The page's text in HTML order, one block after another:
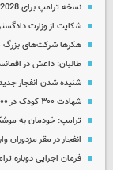
نسخه ترامپ برای 2028؛ حمایت محرمانه از نامزدی جی‌دی ونس
شکایت از وزارت
هکرها شرکت‌های بزرگ
طالبان: داعش در
شنیده شدن انفجار
شهادت ۳۰۰ کودک در ۳۰۰ روز نقض آتش‌بس غزه
ترامپ: خودمان به
انفجار در مقر
فرمان اجرایی دوباره